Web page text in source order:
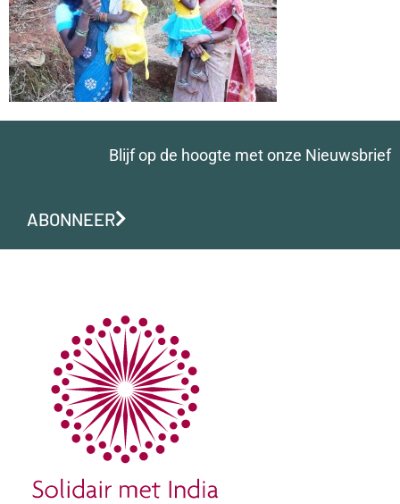
Blijf op de hoogte met onze Nieuwsbrief
ABONNEER